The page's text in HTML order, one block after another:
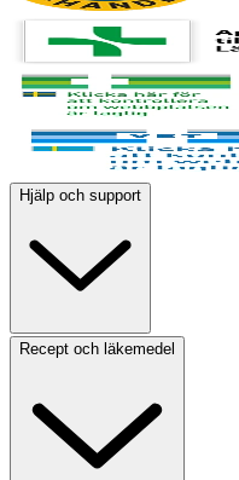
Hjälp och support
Recept och läkemedel